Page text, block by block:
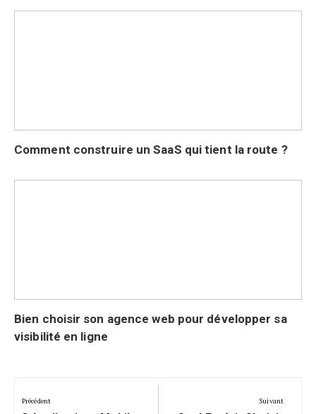
Comment construire un SaaS qui tient la route ?
Bien choisir son agence web pour développer sa
visibilité en ligne
de
Précédent Suivant